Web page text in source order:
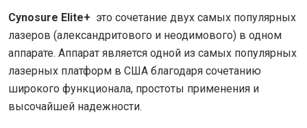
Cynosure Elite+ это сочетание двух самых популярных
лазеров (александритового и неодимового) в одном
аппарате. Аппарат является одной из самых популярных
лазерных платформ в США благодаря сочетанию
широкого функционала, простоты применения и
высочайшей надежности.